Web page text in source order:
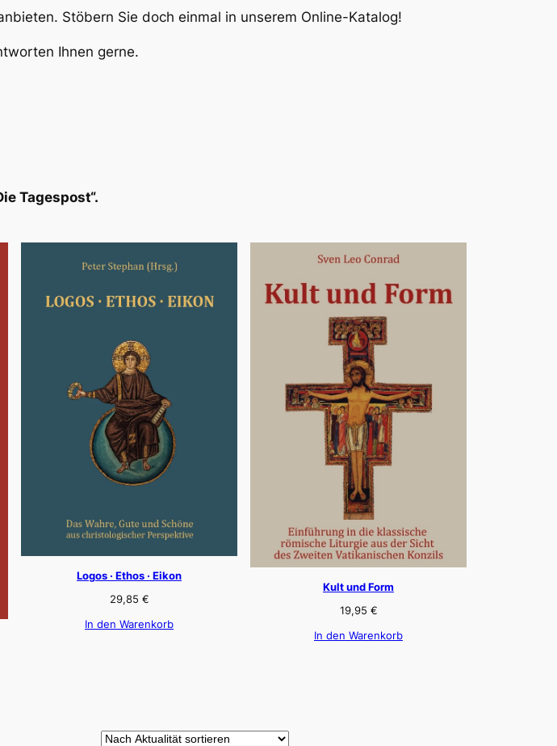
Stöbern Sie doch einmal in unserem Online-Katalog!
Ihnen gerne.
Tagespost“.
Logos · Ethos · Eikon
29,85 €
In den Warenkorb
Kult und Form
19,95 €
In den Warenkorb